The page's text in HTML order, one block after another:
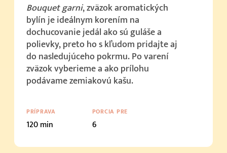
Bouquet garni, zväzok aromatických
bylín je ideálnym korením na
dochucovanie jedál ako sú guláše a
polievky, preto ho s kľudom pridajte aj
do nasledujúceho pokrmu. Po varení
zväzok vyberieme a ako prílohu
podávame zemiakovú kašu.
PRÍPRAVA
120 min
PORCIA PRE
6